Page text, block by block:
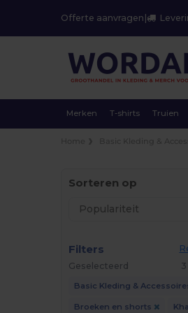
Offerte aanvragen
Merken T-shirts Truien
Sorteren op
Filters
Geselecteerd
Basic Kleding &
Broeken en shorts